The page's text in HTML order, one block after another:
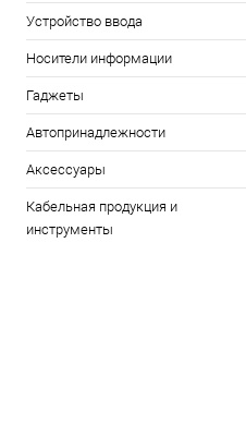
Устройство ввода
Носители информации
Гаджеты
Автопринадлежности
Аксессуары
Кабельная продукция и
инструменты